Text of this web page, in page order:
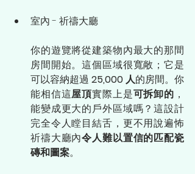
室內 - 祈禱大廳
你的遊覽將從建築物內最大的那間
房間開始。這個區域很寬敞；它是
可以容納超過 25,000 人的房間。你
能相信這屋頂實際上是可拆卸的 ，
能變成更大的戶外區域嗎？這設計
完全令人瞠目結舌，更不用說遍怖
祈禱大廳內令人難以置信的匹配瓷
磚和圖案。